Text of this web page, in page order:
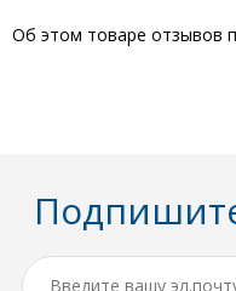
Об этом товаре отзывов